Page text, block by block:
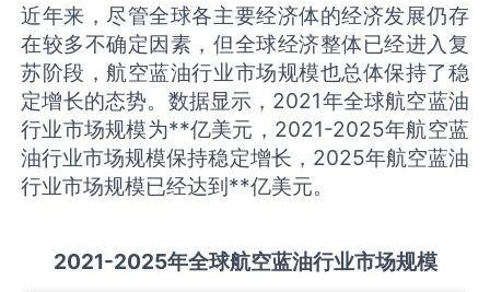
近年来，尽管全球各主要经济体的经济发展仍存
在较多不确定因素，但全球经济整体已经进入复
苏阶段，航空蓝油行业市场规模也总体保持了稳
定增长的态势。数据显示，2021年全球航空蓝油
行业市场规模为**亿美元，2021-2025年航空蓝
油行业市场规模保持稳定增长，2025年航空蓝油
行业市场规模已经达到**亿美元。
2021-2025年全球航空蓝油行业市场规模